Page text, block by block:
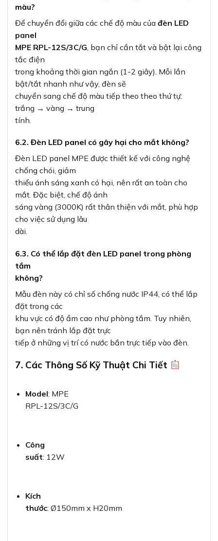
màu?
Để chuyển đổi giữa các chế độ màu của đèn LED
panel
MPE RPL-12S/3C/G , bạn chỉ cần tắt và bật lại công
tắc điện
trong khoảng thời gian ngắn (1-2 giây). Mỗi lần
bật/tắt nhanh như vậy, đèn sẽ
chuyển sang chế độ màu tiếp theo theo thứ tự:
trắng → vàng → trung
tính.
6.2. Đèn LED panel có gây hại cho mắt không?
Đèn LED panel MPE được thiết kế với công nghệ
chống chói, giảm
thiểu ánh sáng xanh có hại, nên rất an toàn cho
mắt. Đặc biệt, chế độ ánh
sáng vàng (3000K) rất thân thiện với mắt, phù hợp
cho việc sử dụng lâu
dài.
6.3. Có thể lắp đặt đèn LED panel trong phòng
tắm
không?
Mẫu đèn này có chỉ số chống nước IP44, có thể lắp
đặt trong các
khu vực có độ ẩm cao như phòng tắm. Tuy nhiên,
bạn nên tránh lắp đặt trực
tiếp ở những vị trí có nước bắn trực tiếp vào đèn.
7. Các Thông Số Kỹ Thuật Chi Tiết
Model: MPE
RPL-12S/3C/G
Công
suất: 12W
Kích
thước: Ø150mm x H20mm